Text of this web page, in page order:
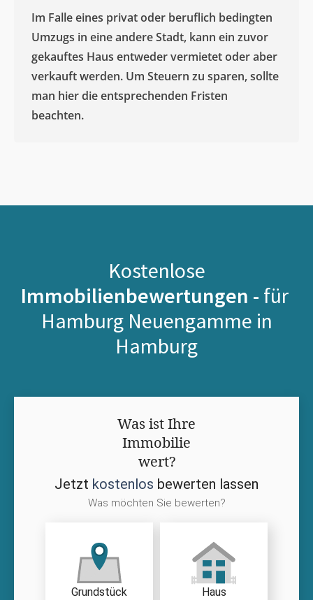
Im Falle eines privat oder beruflich bedingten
Umzugs in eine andere Stadt, kann ein zuvor
gekauftes Haus entweder vermietet oder aber
verkauft werden. Um Steuern zu sparen, sollte
man hier die entsprechenden Fristen
beachten.
Kostenlose
Immobilienbewertungen - für
Hamburg Neuengamme in
Hamburg
Was ist Ihre
Immobilie
wert?
Jetzt kostenlos bewerten lassen
Was möchten Sie bewerten?
Grundstück Haus